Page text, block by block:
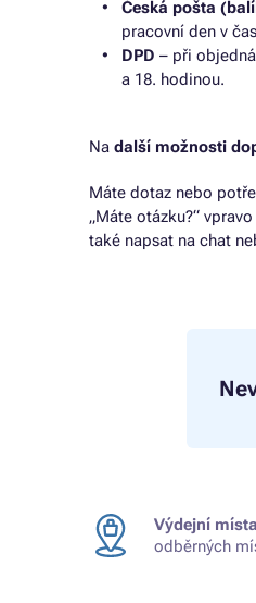
Česká pošta
pracovní den v
DPD – při
a 18. hodinou.
Na další možnosti
Máte dotaz nebo
„Máte otázku?“
také napsat na chat
Výdejní
odběrných